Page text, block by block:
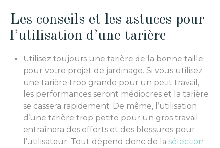
Les conseils et les astuces pour
l’utilisation d’une tarière
Utilisez toujours une tarière de la bonne taille
pour votre projet de jardinage. Si vous utilisez
une tarière trop grande pour un petit travail,
les performances seront médiocres et la tarière
se cassera rapidement. De même, l’utilisation
d’une tarière trop petite pour un gros travail
entraînera des efforts et des blessures pour
l’utilisateur. Tout dépend donc de la sélection